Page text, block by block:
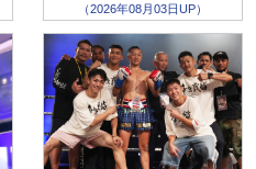
（2026年08月03日UP）